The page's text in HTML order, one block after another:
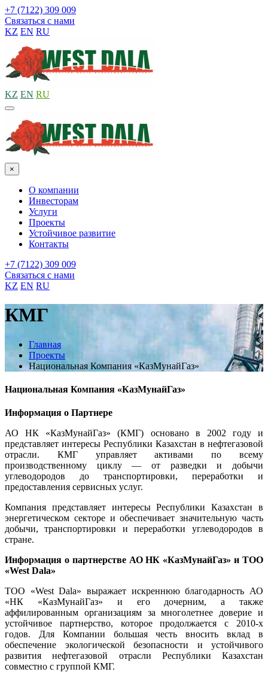
+7 (7122) 309 009
Связаться с нами
KZ EN RU
KZ EN RU
×
О компании
Инвесторам
Услуги
Проекты
Устойчивое развитие
Контакты
+7 (7122) 309 009
Связаться с нами
KZ EN RU
КМГ
Главная
Проекты
Национальная Компания «КазМунайГаз»
Национальная Компания «КазМунайГаз»
Информация о Партнере
АО НК «КазМунайГаз» (КМГ) основано в 2002 году и
представляет интересы Республики Казахстан в нефтегазовой
отрасли. КМГ управляет активами по всему
производственному циклу — от разведки и добычи
углеводородов до транспортировки, переработки и
предоставления сервисных услуг.
Компания представляет интересы Республики Казахстан в
энергетическом секторе и обеспечивает значительную часть
добычи, транспортировки и переработки углеводородов в
стране.
Информация о партнерстве АО НК «КазМунайГаз» и ТОО
«West Dala»
ТОО «West Dala» выражает искреннюю благодарность АО
«НК «КазМунайГаз» и его дочерним, а также
аффилированным организациям за многолетнее доверие и
устойчивое партнерство, которое продолжается с 2010-х
годов. Для Компании большая честь вносить вклад в
обеспечение экологической безопасности и устойчивого
развития нефтегазовой отрасли Республики Казахстан
совместно с группой КМГ.